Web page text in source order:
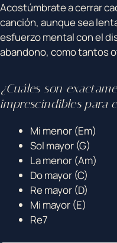
Acostúmbrate a cerrar
canción, aunque sea
esfuerzo mental con el
abandono, como tantos
¿Cuáles son
imprescindibles para
Mi menor (Em)
Sol mayor (G)
La menor (Am)
Do mayor (C)
Re mayor (D)
Mi mayor (E)
Re7